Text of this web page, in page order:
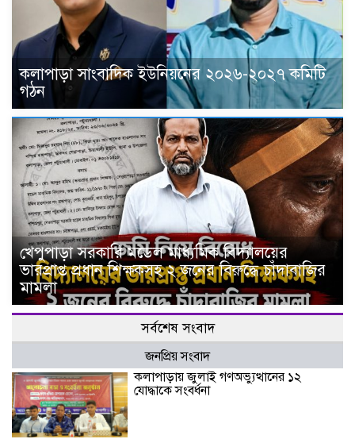
কলাপাড়া সাংবাদিক ইউনিয়নের ২০২৬-২০২৭ কমিটি
গঠন
খেপুপাড়া সরকারি মডেল মাধ্যমিক বিদ্যালয়ের
ভারপ্রাপ্ত প্রধান শিক্ষকসহ ২ জনের বিরুদ্ধে চাঁদাবাজির
মামলা
সর্বশেষ সংবাদ
জনপ্রিয় সংবাদ
কলাপাড়ায় জুলাই গণঅভ্যুত্থানের ১২
যোদ্ধাকে সংবর্ধনা